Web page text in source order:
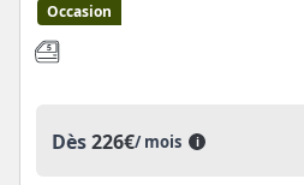
Occasion
Dès226€/ mois i